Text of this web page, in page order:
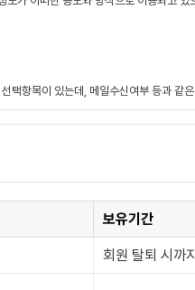
보유기간
회원 탈퇴 시까지